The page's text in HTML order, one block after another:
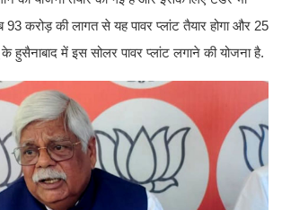
93 करोड़ की लागत से यह पावर प्लांट तैयार होगा और 25
के हुसैनाबाद में इस सोलर पावर प्लांट लगाने की योजना है.